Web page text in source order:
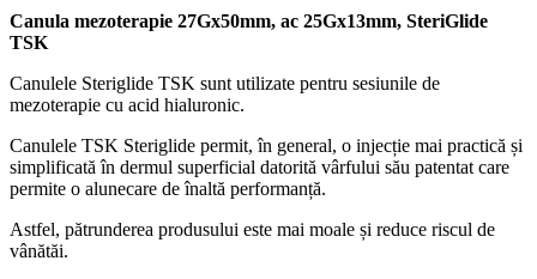
Canula mezoterapie 27Gx50mm, ac 25Gx13mm, SteriGlide
TSK
Canulele Steriglide TSK sunt utilizate pentru sesiunile de
mezoterapie cu acid hialuronic.
Canulele TSK Steriglide permit, în general, o injecție mai practică și
simplificată în dermul superficial datorită vârfului său patentat care
permite o alunecare de înaltă performanță.
Astfel, pătrunderea produsului este mai moale și reduce riscul de
vânătăi.